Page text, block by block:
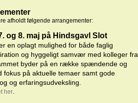
afholdt følgende arrangementer:
og 8. maj på Hindsgavl Slot
en oplagt mulighed for både faglig
og hyggeligt samvær med kolleger fra
byder på en række spændende og
fokus på aktuelle temaer samt gode
og erfaringsudveksling.
her